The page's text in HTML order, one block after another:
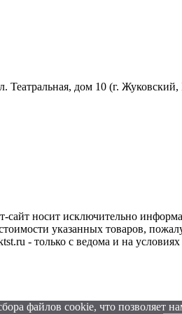
Театральная, дом 10 (г.
носит исключительно
указанных товаров,
- только с ведома и на условиях
файлов cookie, что позволяет